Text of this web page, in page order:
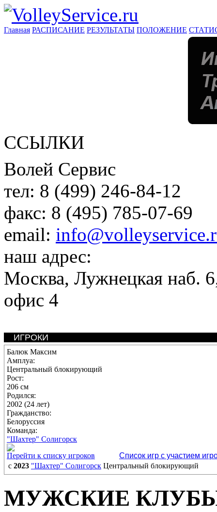
Главная РАСПИСАНИЕ РЕЗУЛЬТАТЫ ПОЛОЖЕНИЕ
ССЫЛКИ
Волей Сервис
тел: 8 (499) 246-84-12
факс: 8 (495) 785-07-69
email:
наш адрес:
Москва, Лужнецкая наб.
офис 4
ИГРОКИ
Балюк Максим
Амплуа:
Центральный блокирующий
Рост:
206 см
Родился:
2002 (24 лет)
Гражданство:
Белоруссия
Команда:
"Шахтер" Солигорск
Перейти к списку игроков
Список игр с участием
с 2023 "Шахтер" Солигорск Центральный блокирующий
МУЖСКИЕ